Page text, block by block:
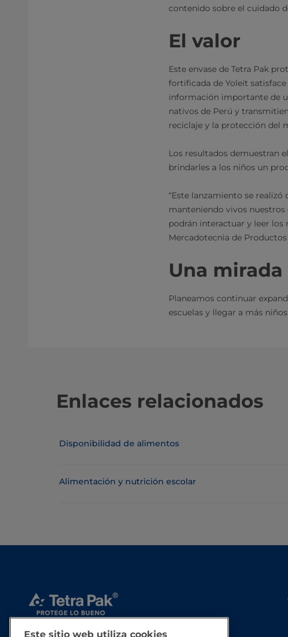
contenido sobre el cuidado
El valor
Este envase de Tetra Pak
fortificada de Yoleit
información importante de
nativos de Perú y
reciclaje y la protección del
Los resultados demuestran
brindarles a los niños un
“Este lanzamiento se
manteniendo vivos
podrán interactuar y leer los
Mercadotecnia de
Una
Planeamos continuar
escuelas y llegar a más niños. ​
Enlaces relacionados
Disponibilidad de alimentos
Alimentación y nutrición escolar
Este sitio web utiliza cookies